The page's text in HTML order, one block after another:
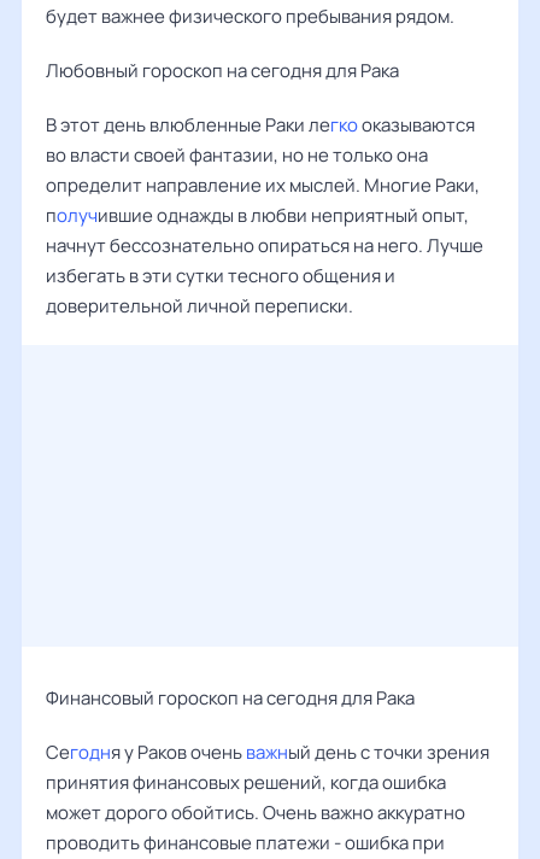
будет важнее физического пребывания рядом.
Любовный гороскоп на сегодня для Рака
В этот день влюбленные Раки легкооказываются
во власти своей фантазии, но не только она
определит направление их мыслей. Многие Раки,
получившие однажды в любви неприятный опыт,
начнут бессознательно опираться на него. Лучше
избегать в эти сутки тесного общения и
доверительной личной переписки.
Финансовый гороскоп на сегодня для Рака
Сегодня у Раков оченьважный день с точки зрения
принятия финансовых решений, когда ошибка
может дорого обойтись. Очень важно аккуратно
проводить финансовые платежи - ошибка при